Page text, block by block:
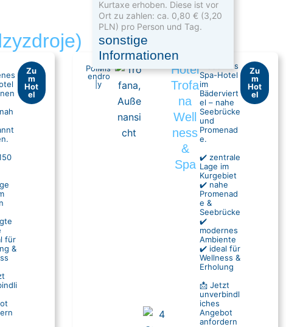
für
&
Zu
m
Hot
el
Pol
en
|
Mis
dro
y
Hotel
Trofa
na
Well
ness
&
Spa
Modernes
Spa-Hotel
im
Bäderviert
el – nahe
Seebrücke
und
Promenad
e.
✔️ zentrale
Lage im
Kurgebiet
✔️ nahe
Promenad
e &
Seebrücke
✔️
modernes
Ambiente
✔️ ideal für
Wellness &
Erholung
📩 Jetzt
unverbindl
iches
Angebot
anfordern
Zu
m
Hot
el
Kurtaxe erhoben. Diese ist vor
Ort zu zahlen: ca. 0,80 € (3,20
PLN) pro Person und Tag.
sonstige
Informationen